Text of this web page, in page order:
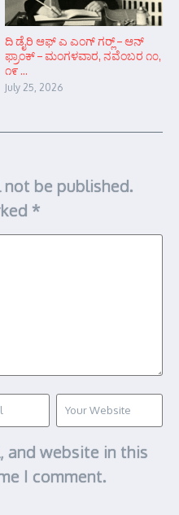
ದಿ ಡೈರಿ ಆಫ್ ಎ ಎಂಗ್ ಗರ್‍ಲ್ – ಆನ್‌
ಫ್ರಾಂಕ್ – ಮಂಗಳವಾರ, ನವೆಂಬರ ೧೦,
೧೯ ...
July 25, 2026
be published.
*
and website in this
I comment.